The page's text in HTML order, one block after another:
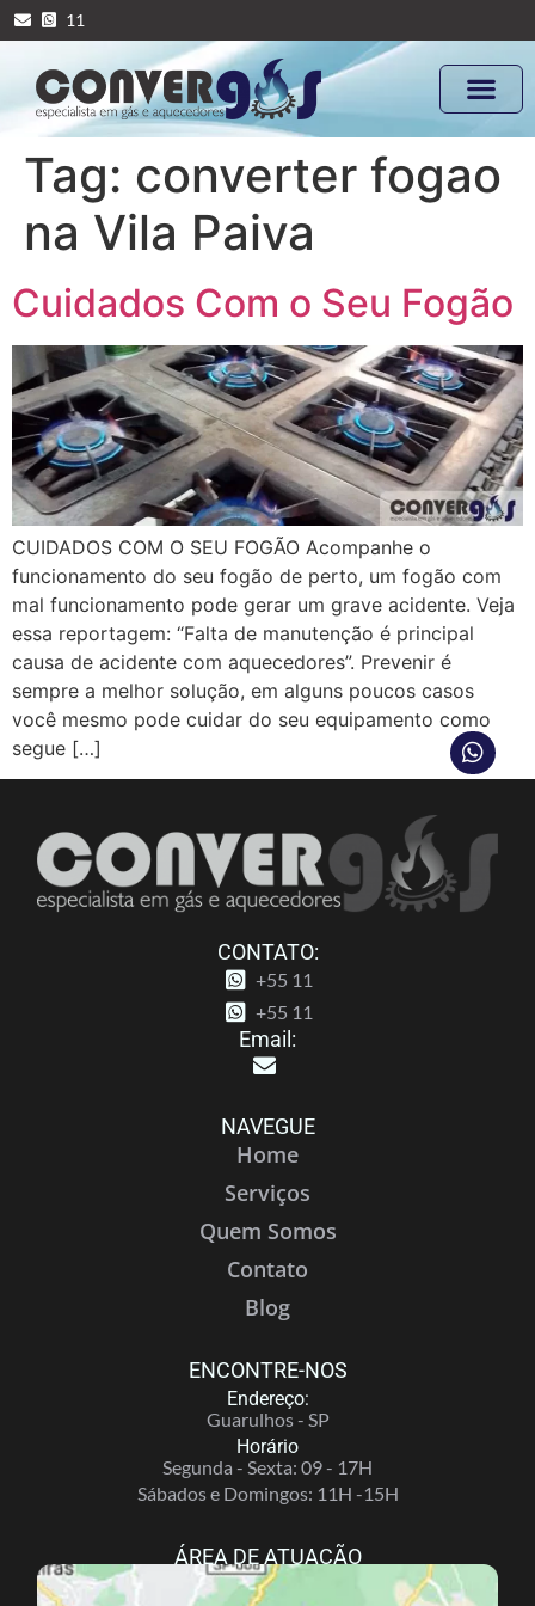
11
Tag: converter fogao
na Vila Paiva
Cuidados Com o Seu Fogão
CUIDADOS COM O SEU FOGÃO Acompanhe o
funcionamento do seu fogão de perto, um fogão com
mal funcionamento pode gerar um grave acidente. Veja
essa reportagem: “Falta de manutenção é principal
causa de acidente com aquecedores”. Prevenir é
sempre a melhor solução, em alguns poucos casos
você mesmo pode cuidar do seu equipamento como
segue […]
CONTATO:
+55 11
+55 11
Email:
NAVEGUE
Home
Serviços
Quem Somos
Contato
Blog
ENCONTRE-NOS
Endereço:
Guarulhos - SP
Horário
Segunda - Sexta: 09 - 17H
Sábados e Domingos: 11H -15H
ÁREA DE ATUAÇÃO